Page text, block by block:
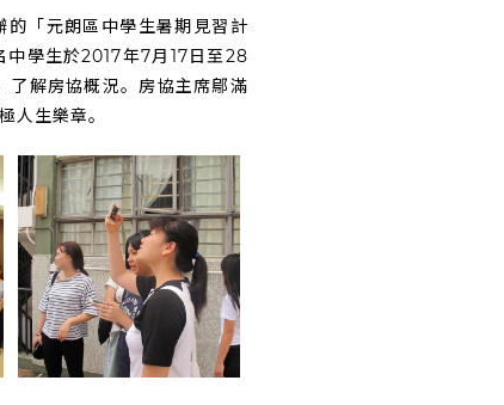
「元朗區中學生暑期見習計
中學生於2017年7月17日至28
了解房協概況。房協主席鄔滿
人生樂章。